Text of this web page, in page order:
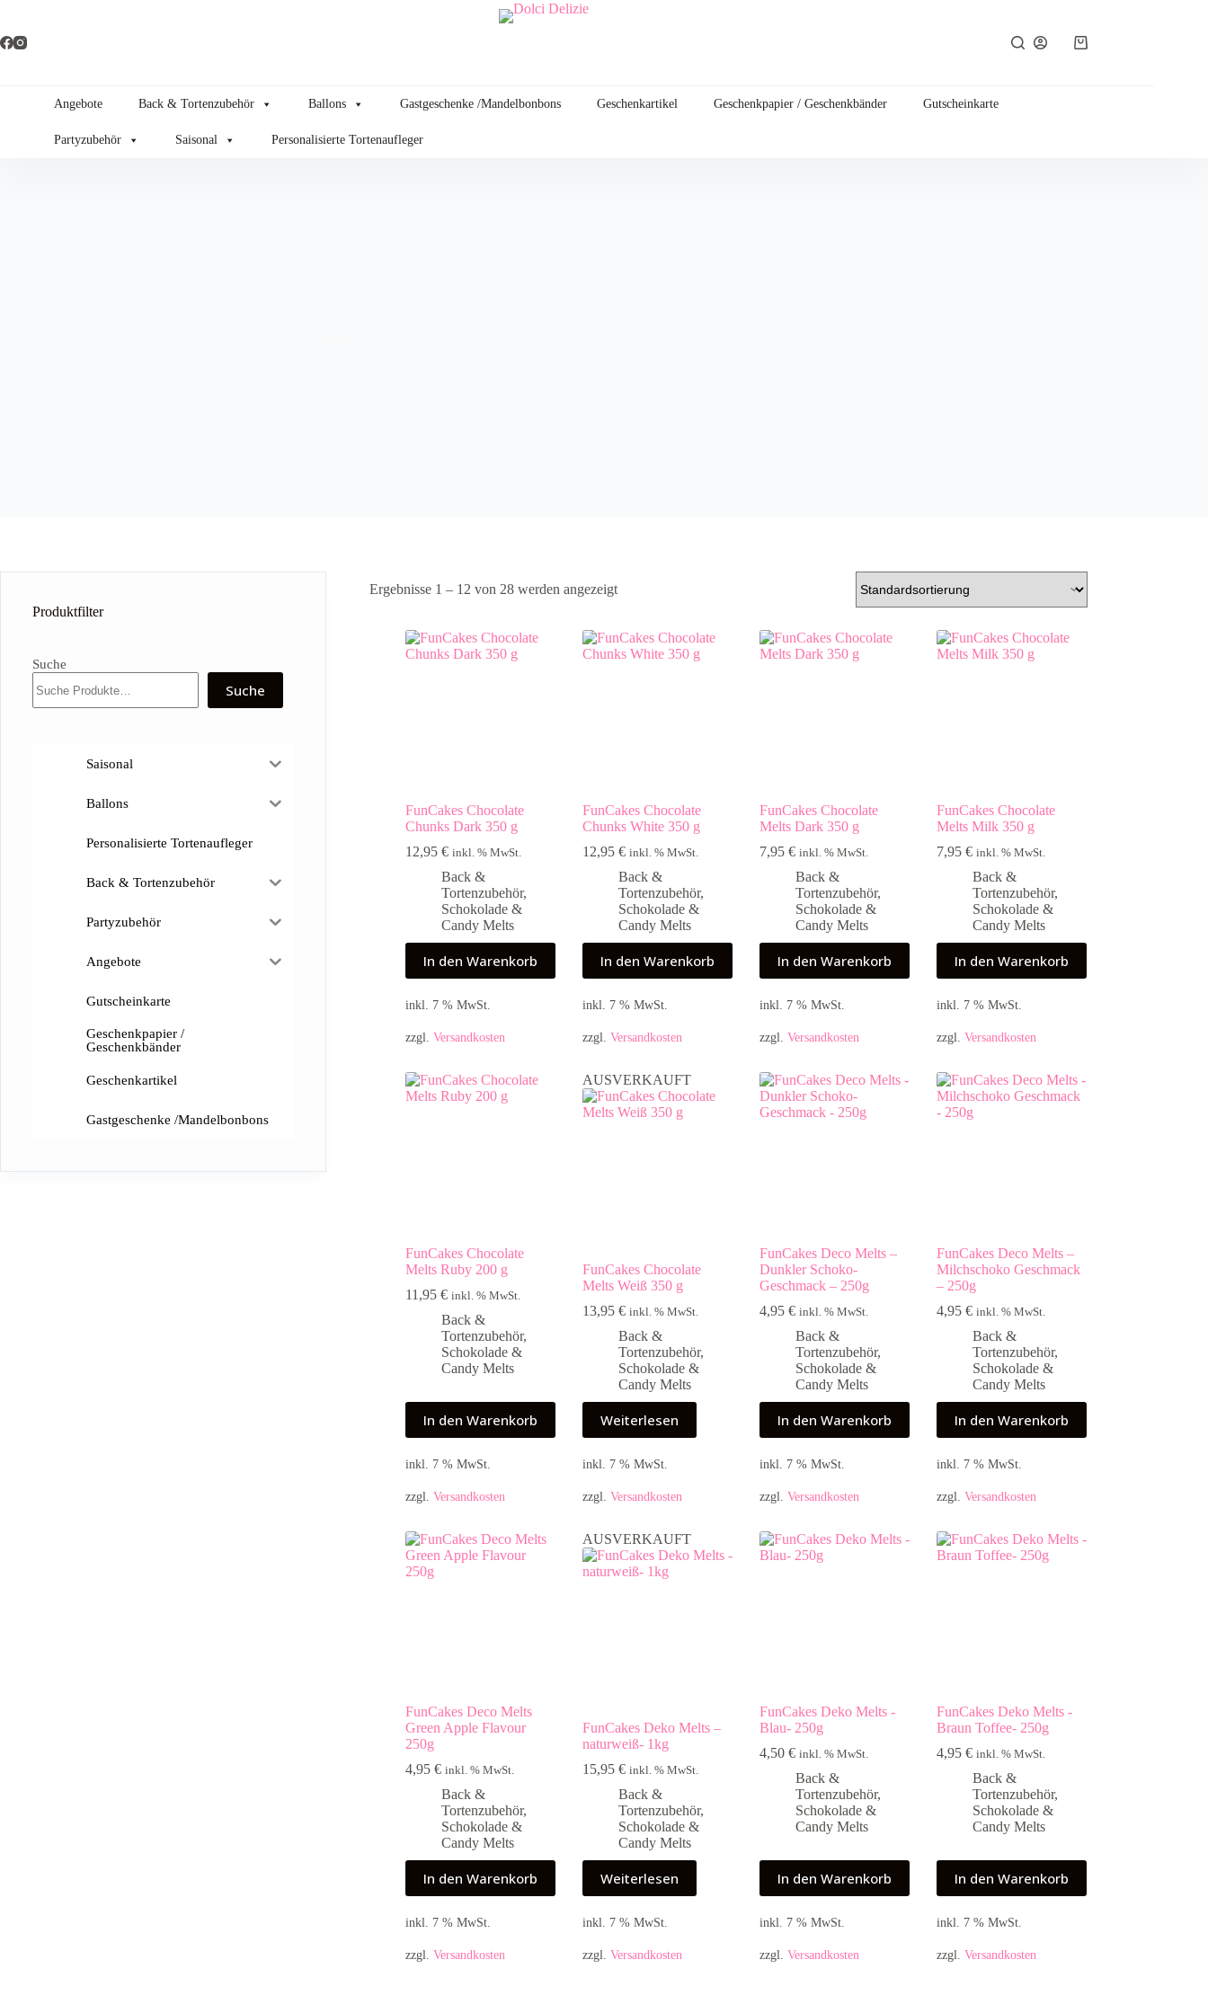
springen
Warenkorb
Angebote Back & Tortenzubehör Ballons Gastgeschenke /Mandelbonbons Geschenkartikel Geschenkpapier / Geschenkbänder Gutscheinkarte
Partyzubehör Saisonal Personalisierte Tortenaufleger
Ergebnisse 1 – 12 von 28 werden angezeigt
FunCakes Chocolate
Chunks Dark 350 g
12,95€ inkl. % MwSt.
Back &
Tortenzubehör,
Schokolade &
Candy Melts
In den Warenkorb
inkl. 7 % MwSt.
zzgl.Versandkosten
FunCakes Chocolate
Chunks White 350 g
12,95€ inkl. % MwSt.
Back &
Tortenzubehör,
Schokolade &
Candy Melts
In den Warenkorb
inkl. 7 % MwSt.
zzgl.Versandkosten
FunCakes Chocolate
Melts Dark 350 g
7,95€ inkl. % MwSt.
Back &
Tortenzubehör,
Schokolade &
Candy Melts
In den Warenkorb
inkl. 7 % MwSt.
zzgl.Versandkosten
FunCakes Chocolate
Melts Milk 350 g
7,95€ inkl. % MwSt.
Back &
Tortenzubehör,
Schokolade &
Candy Melts
In den Warenkorb
inkl. 7 % MwSt.
zzgl.Versandkosten
FunCakes Chocolate
Melts Ruby 200 g
11,95€ inkl. % MwSt.
Back &
Tortenzubehör,
Schokolade &
Candy Melts
In den Warenkorb
inkl. 7 % MwSt.
zzgl.Versandkosten
AUSVERKAUFT
FunCakes Chocolate
Melts Weiß 350 g
13,95€ inkl. % MwSt.
Back &
Tortenzubehör,
Schokolade &
Candy Melts
Weiterlesen
inkl. 7 % MwSt.
zzgl.Versandkosten
FunCakes Deco Melts –
Dunkler Schoko-
Geschmack – 250g
4,95€ inkl. % MwSt.
Back &
Tortenzubehör,
Schokolade &
Candy Melts
In den Warenkorb
inkl. 7 % MwSt.
zzgl.Versandkosten
FunCakes Deco Melts –
Milchschoko Geschmack
– 250g
4,95€ inkl. % MwSt.
Back &
Tortenzubehör,
Schokolade &
Candy Melts
In den Warenkorb
inkl. 7 % MwSt.
zzgl.Versandkosten
FunCakes Deco Melts
Green Apple Flavour
250g
4,95€ inkl. % MwSt.
Back &
Tortenzubehör,
Schokolade &
Candy Melts
In den Warenkorb
inkl. 7 % MwSt.
zzgl.Versandkosten
AUSVERKAUFT
FunCakes Deko Melts –
naturweiß- 1kg
15,95€ inkl. % MwSt.
Back &
Tortenzubehör,
Schokolade &
Candy Melts
Weiterlesen
inkl. 7 % MwSt.
zzgl.Versandkosten
FunCakes Deko Melts -
Blau- 250g
4,50€ inkl. % MwSt.
Back &
Tortenzubehör,
Schokolade &
Candy Melts
In den Warenkorb
inkl. 7 % MwSt.
zzgl.Versandkosten
FunCakes Deko Melts -
Braun Toffee- 250g
4,95€ inkl. % MwSt.
Back &
Tortenzubehör,
Schokolade &
Candy Melts
In den Warenkorb
inkl. 7 % MwSt.
zzgl.Versandkosten
Produktfilter
Suche
Suche
Saisonal
Ballons
Personalisierte Tortenaufleger
Back & Tortenzubehör
Partyzubehör
Angebote
Gutscheinkarte
Geschenkpapier /
Geschenkbänder
Geschenkartikel
Gastgeschenke /Mandelbonbons